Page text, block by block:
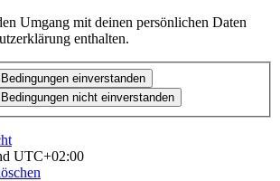
Umgang mit deinen persönlichen Daten
enthalten.
UTC+02:00